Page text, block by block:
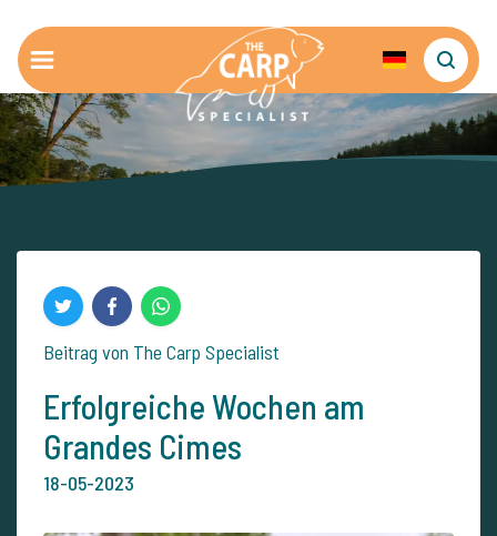
Beitrag von The Carp Specialist
Erfolgreiche Wochen am
Grandes Cimes
18-05-2023